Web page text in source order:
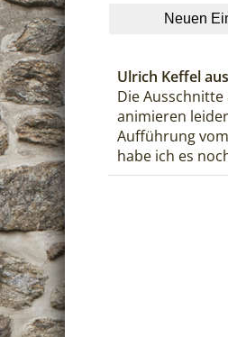
Ulrich Keffelaus
Die
animieren
Aufführung
habe ich es